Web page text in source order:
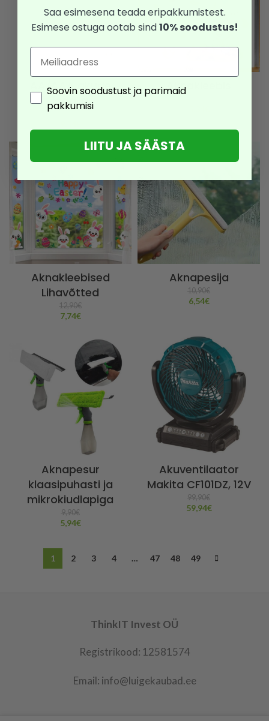
AA/AAA akude
laadija
Aknakleebis
Aknakleebised
Lihavõtted
12,90€
7,74€
Aknapesija
10,90€
6,54€
Aknapesur
klaasipuhasti ja
mikrokiudlapiga
9,90€
5,94€
Akuventilaator
Makita CF101DZ, 12V
99,90€
59,94€
1 2 3 4 … 47 48 49
ThinkIT Invest OÜ
Registrikood: 12581574
Email: info@luigekaubad.ee
Saa esimesena teada eripakkumistest.
Esimese ostuga ootab sind10% soodustus!
Email
Consent
Soovin soodustust ja parimaid
pakkumisi
LIITU JA SÄÄSTA